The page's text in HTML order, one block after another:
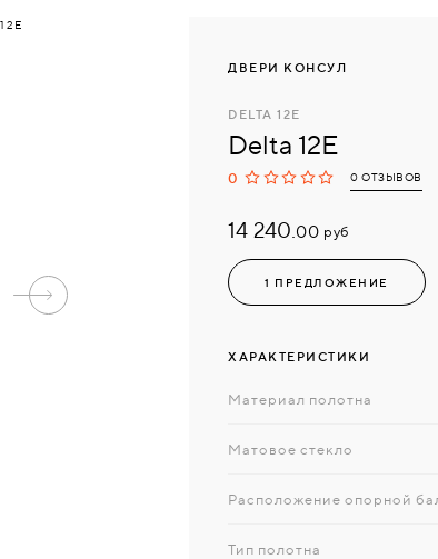
ДВЕРИ КОНСУЛ
DELTA 12E
Delta 12E
0 0 ОТЗЫВОВ
14 240.00руб
1 ПРЕДЛОЖЕНИЕ
ХАРАКТЕРИСТИКИ
Материал полотна
Матовое стекло
Расположение опорной
Тип полотна